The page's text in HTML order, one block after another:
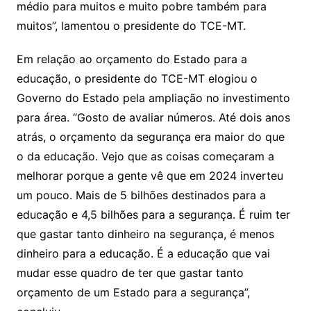
médio para muitos e muito pobre também para
muitos”, lamentou o presidente do TCE-MT.
Em relação ao orçamento do Estado para a
educação, o presidente do TCE-MT elogiou o
Governo do Estado pela ampliação no investimento
para área. “Gosto de avaliar números. Até dois anos
atrás, o orçamento da segurança era maior do que
o da educação. Vejo que as coisas começaram a
melhorar porque a gente vê que em 2024 inverteu
um pouco. Mais de 5 bilhões destinados para a
educação e 4,5 bilhões para a segurança. É ruim ter
que gastar tanto dinheiro na segurança, é menos
dinheiro para a educação. É a educação que vai
mudar esse quadro de ter que gastar tanto
orçamento de um Estado para a segurança”,